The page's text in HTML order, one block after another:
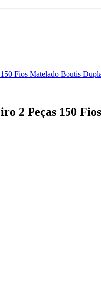
Fios Matelado Boutis
2 Peças 150